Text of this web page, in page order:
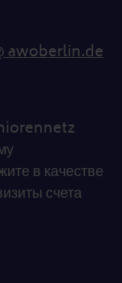
awoberlin.de
в качестве
счета